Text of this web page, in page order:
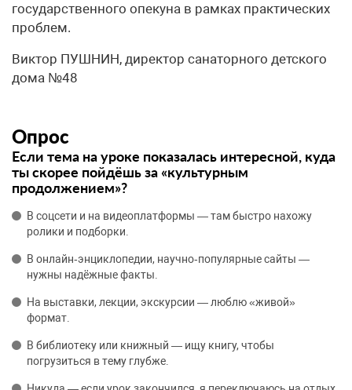
государственного опекуна в рамках практических
проблем.
Виктор ПУШНИН, директор санаторного детского
дома №48
Опрос
Если тема на уроке показалась интересной, куда
ты скорее пойдёшь за «культурным
продолжением»?
В соцсети и на видеоплатформы — там быстро нахожу
ролики и подборки.
В онлайн‑энциклопедии, научно‑популярные сайты —
нужны надёжные факты.
На выставки, лекции, экскурсии — люблю «живой»
формат.
В библиотеку или книжный — ищу книгу, чтобы
погрузиться в тему глубже.